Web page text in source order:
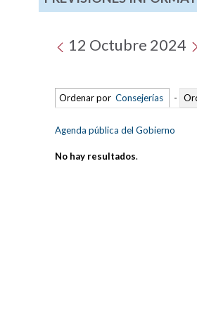
12 Octubre 2024
Ordenar por Consejerías -
Agenda pública del Gobierno
No hay resultados.